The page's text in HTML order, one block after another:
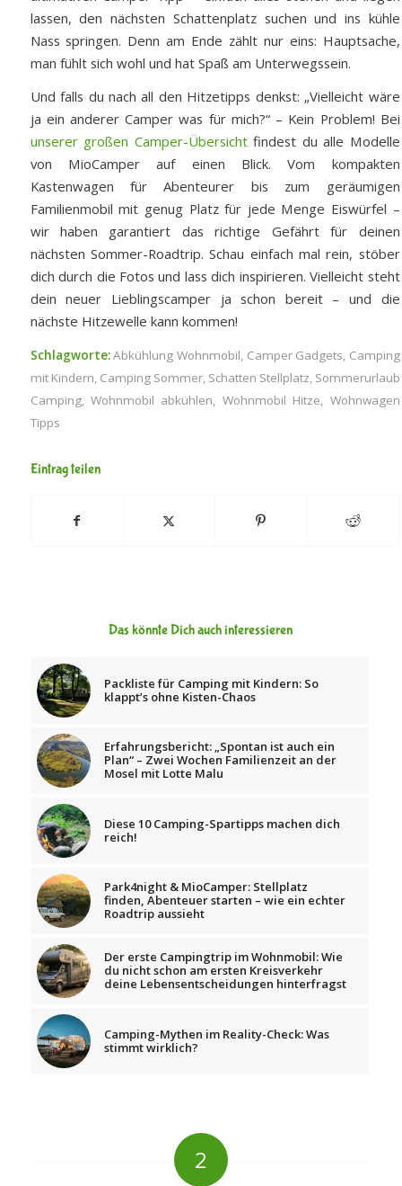
lassen, den nächsten Schattenplatz suchen und ins kühle
Nass springen. Denn am Ende zählt nur eins: Hauptsache,
man fühlt sich wohl und hat Spaß am Unterwegssein.
Und falls du nach all den Hitzetipps denkst: „Vielleicht wäre
ja ein anderer Camper was für mich?“ – Kein Problem! Bei
unserer großen Camper-Übersichtfindest du alle Modelle
von MioCamper auf einen Blick. Vom kompakten
Kastenwagen für Abenteurer bis zum geräumigen
Familienmobil mit genug Platz für jede Menge Eiswürfel –
wir haben garantiert das richtige Gefährt für deinen
nächsten Sommer-Roadtrip. Schau einfach mal rein, stöber
dich durch die Fotos und lass dich inspirieren. Vielleicht steht
dein neuer Lieblingscamper ja schon bereit – und die
nächste Hitzewelle kann kommen!
Schlagworte: Abkühlung Wohnmobil, Camper Gadgets, Camping
mit Kindern, Camping Sommer, Schatten Stellplatz, Sommerurlaub
Camping,Wohnmobil abkühlen, Wohnmobil Hitze, Wohnwagen
Tipps
Eintrag teilen
Das könnte Dich auch interessieren
Packliste für Camping mit Kindern: So
klappt’s ohne Kisten-Chaos
Erfahrungsbericht: „Spontan ist auch ein
Plan“ – Zwei Wochen Familienzeit an der
Mosel mit Lotte Malu
Diese 10 Camping-Spartipps machen dich
reich!
Park4night & MioCamper: Stellplatz
finden, Abenteuer starten – wie ein echter
Roadtrip aussieht
Der erste Campingtrip im Wohnmobil: Wie
du nicht schon am ersten Kreisverkehr
deine Lebensentscheidungen hinterfragst
Camping-Mythen im Reality-Check: Was
stimmt wirklich?
2